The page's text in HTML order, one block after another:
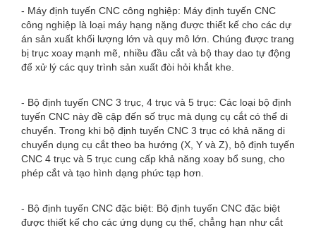
- Máy định tuyến CNC công nghiệp: Máy định tuyến CNC
công nghiệp là loại máy hạng nặng được thiết kế cho các dự
án sản xuất khối lượng lớn và quy mô lớn. Chúng được trang
bị trục xoay mạnh mẽ, nhiều đầu cắt và bộ thay dao tự động
để xử lý các quy trình sản xuất đòi hỏi khắt khe.
- Bộ định tuyến CNC 3 trục, 4 trục và 5 trục: Các loại bộ định
tuyến CNC này đề cập đến số trục mà dụng cụ cắt có thể di
chuyển. Trong khi bộ định tuyến CNC 3 trục có khả năng di
chuyển dụng cụ cắt theo ba hướng (X, Y và Z), bộ định tuyến
CNC 4 trục và 5 trục cung cấp khả năng xoay bổ sung, cho
phép cắt và tạo hình dạng phức tạp hơn.
- Bộ định tuyến CNC đặc biệt: Bộ định tuyến CNC đặc biệt
được thiết kế cho các ứng dụng cụ thể, chẳng hạn như cắt